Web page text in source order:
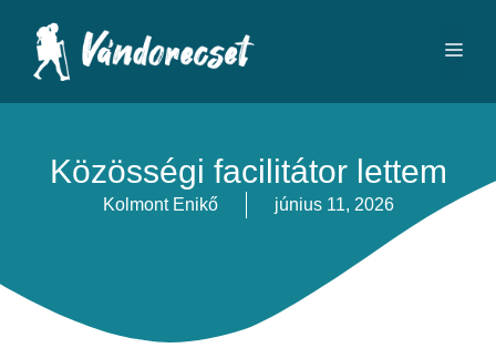
Közösségi facilitátor lettem
Kolmont Enikő június 11, 2026